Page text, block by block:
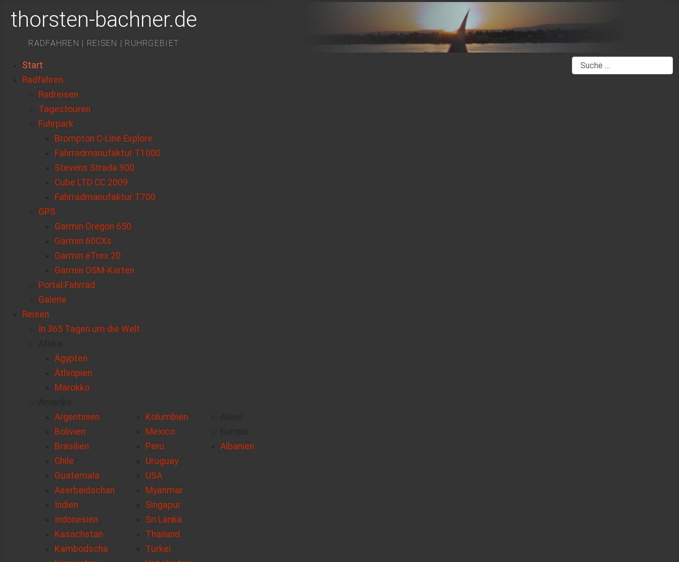
thorsten-bachner.de
RADFAHREN | REISEN | RUHRGEBIET
Start
Radfahren
Radreisen
Tagestouren
Fuhrpark
Brompton C-Line Explore
Fahrradmanufaktur T1000
Stevens Strada 900
Cube LTD CC 2009
Fahrradmanufaktur T700
GPS
Garmin Oregon 650
Garmin 60CXs
Garmin eTrex 20
Garmin OSM-Karten
Portal:Fahrrad
Galerie
Reisen
In 365 Tagen um die Welt
Ägypten
Äthiopien
Marokko
Argentinien
Bolivien
Brasilien
Chile
Guatemala
Kolumbien
Mexico
Peru
Uruguay
USA
Aserbaidschan
Indien
Indonesien
Kasachstan
Kambodscha
Myanmar
Singapur
Sri Lanka
Thailand
Türkei
Albanien
Suchen